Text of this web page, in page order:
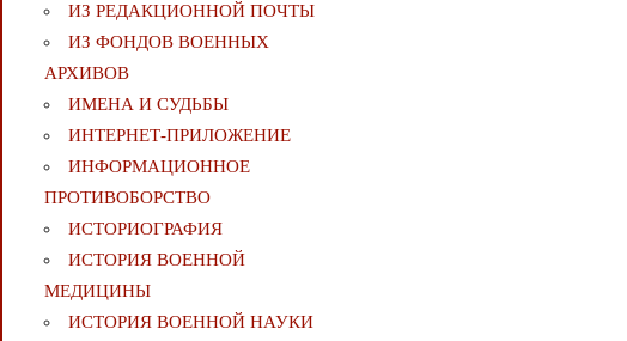
ИЗ РЕДАКЦИОННОЙ ПОЧТЫ
ИЗ ФОНДОВ ВОЕННЫХ
АРХИВОВ
ИМЕНА И СУДЬБЫ
ИНТЕРНЕТ-ПРИЛОЖЕНИЕ
ИНФОРМАЦИОННОЕ
ПРОТИВОБОРСТВО
ИСТОРИОГРАФИЯ
ИСТОРИЯ ВОЕННОЙ
МЕДИЦИНЫ
ИСТОРИЯ ВОЕННОЙ НАУКИ